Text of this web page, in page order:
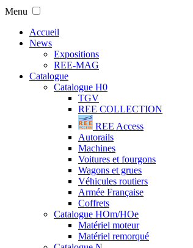
Menu
Accueil
News
Expositions
REE-MAG
Catalogue
Catalogue H0
TGV
REE COLLECTION
REE Access
Autorails
Machines
Voitures et fourgons
Wagons et grues
Véhicules routiers
Armée Française
Coffrets
Catalogue HOm/HOe
Matériel moteur
Matériel remorqué